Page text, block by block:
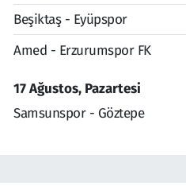
Beşiktaş - Eyüpspor
Amed - Erzurumspor FK
17 Ağustos, Pazartesi
Samsunspor - Göztepe